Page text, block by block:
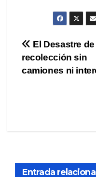
de
El Desastre
recolección sin
camiones ni
Entrada